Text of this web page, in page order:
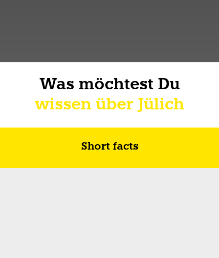
Was möchtest Du
wissen über Jülich
Short facts